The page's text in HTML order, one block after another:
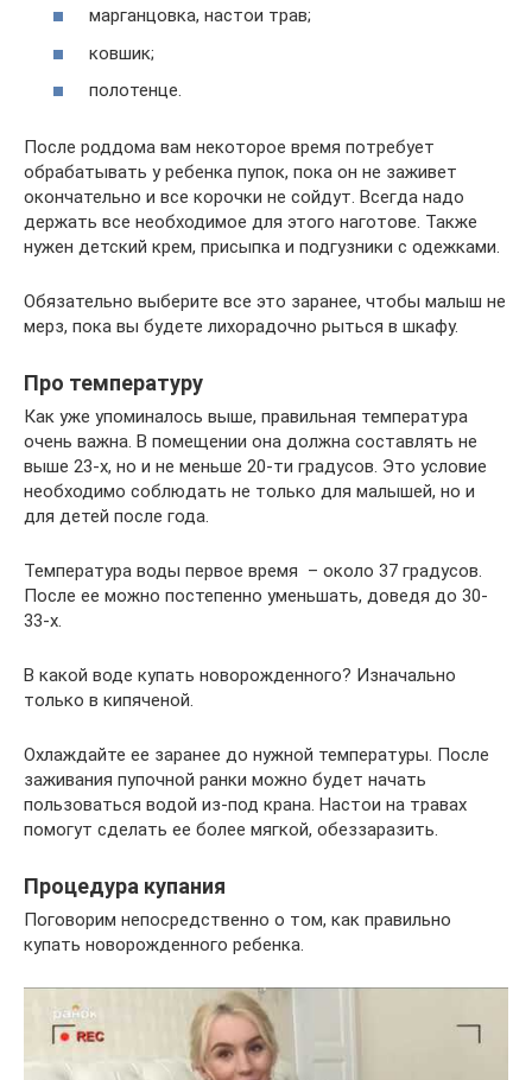
марганцовка, настои трав;
ковшик;
полотенце.
После роддома вам некоторое время потребует
обрабатывать у ребенка пупок, пока он не заживет
окончательно и все корочки не сойдут. Всегда надо
держать все необходимое для этого наготове. Также
нужен детский крем, присыпка и подгузники с одежками.
Обязательно выберите все это заранее, чтобы малыш не
мерз, пока вы будете лихорадочно рыться в шкафу.
Про температуру
Как уже упоминалось выше, правильная температура
очень важна. В помещении она должна составлять не
выше 23-х, но и не меньше 20-ти градусов. Это условие
необходимо соблюдать не только для малышей, но и
для детей после года.
Температура воды первое время – около 37 градусов.
После ее можно постепенно уменьшать, доведя до 30-
33-х.
В какой воде купать новорожденного? Изначально
только в кипяченой.
Охлаждайте ее заранее до нужной температуры. После
заживания пупочной ранки можно будет начать
пользоваться водой из-под крана. Настои на травах
помогут сделать ее более мягкой, обеззаразить.
Процедура купания
Поговорим непосредственно о том, как правильно
купать новорожденного ребенка.